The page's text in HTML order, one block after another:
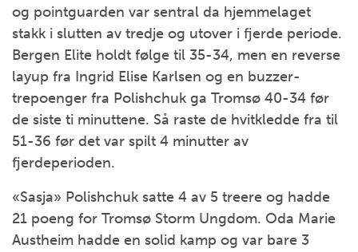
og pointguarden var sentral da hjemmelaget
stakk i slutten av tredje og utover i fjerde periode.
Bergen Elite holdt følge til 35-34, men en reverse
layup fra Ingrid Elise Karlsen og en buzzer-
trepoenger fra Polishchuk ga Tromsø 40-34 før
de siste ti minuttene. Så raste de hvitkledde fra til
51-36 før det var spilt 4 minutter av
fjerdeperioden.
«Sasja» Polishchuk satte 4 av 5 treere og hadde
21 poeng for Tromsø Storm Ungdom. Oda Marie
Austheim hadde en solid kamp og var bare 3